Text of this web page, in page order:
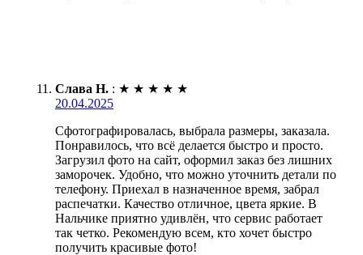
Слава Н. : ★ ★ ★ ★ ★
20.04.2025
Сфотографировалась, выбрала размеры, заказала.
Понравилось, что всё делается быстро и просто.
Загрузил фото на сайт, оформил заказ без лишних
заморочек. Удобно, что можно уточнить детали по
телефону. Приехал в назначенное время, забрал
распечатки. Качество отличное, цвета яркие. В
Нальчике приятно удивлён, что сервис работает
так четко. Рекомендую всем, кто хочет быстро
получить красивые фото!